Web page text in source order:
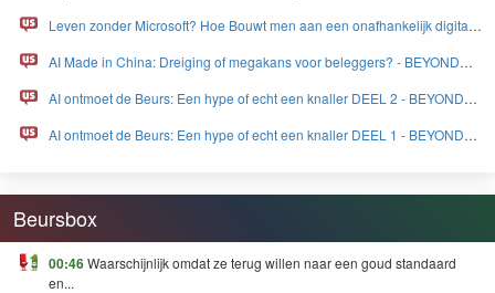
Leven zonder Microsoft? Hoe Bouwt men aan een onafhankelijk digitaal
AI Made in China: Dreiging of megakans voor beleggers? - BEYOND
AI ontmoet de Beurs: Een hype of echt een knaller DEEL 2 - BEYOND
AI ontmoet de Beurs: Een hype of echt een knaller DEEL 1 - BEYOND
Beursbox
00:46Waarschijnlijk omdat ze terug willen naar een goud standaard
en...